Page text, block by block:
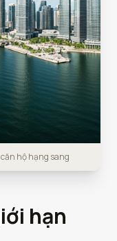
hộ hạng sang
hạn